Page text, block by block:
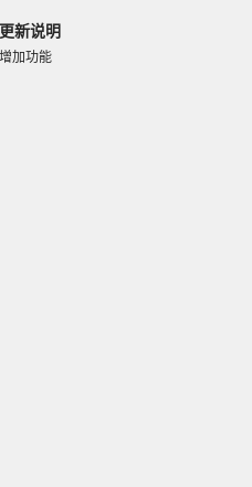
更新说明
增加功能